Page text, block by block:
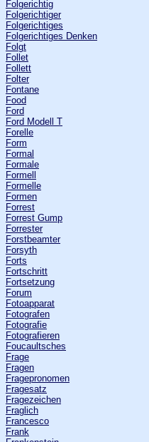
Folgerichtig
Folgerichtiger
Folgerichtiges
Folgerichtiges Denken
Folgt
Follet
Follett
Folter
Fontane
Food
Ford
Ford Modell T
Forelle
Form
Formal
Formale
Formell
Formelle
Formen
Forrest
Forrest Gump
Forrester
Forstbeamter
Forsyth
Forts
Fortschritt
Fortsetzung
Forum
Fotoapparat
Fotografen
Fotografie
Fotografieren
Foucaultsches
Frage
Fragen
Fragepronomen
Fragesatz
Fragezeichen
Fraglich
Francesco
Frank